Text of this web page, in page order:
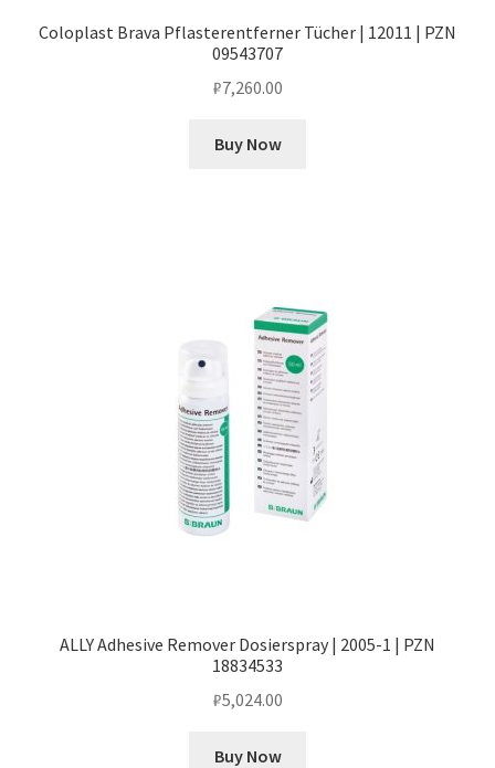
Coloplast Brava Pflasterentferner Tücher | 12011 | PZN
09543707
₽7,260.00
Buy Now
ALLY Adhesive Remover Dosierspray | 2005-1 | PZN
18834533
₽5,024.00
Buy Now